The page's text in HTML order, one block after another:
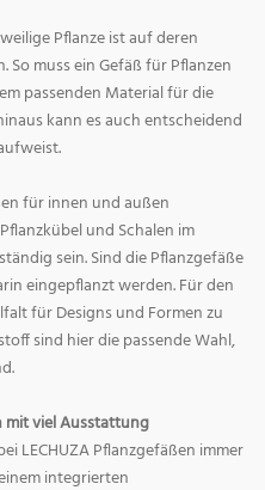
Pflanze ist auf deren
muss ein Gefäß für Pflanzen
passenden Material für die
kann es auch entscheidend
für innen und außen
und Schalen im
sein. Sind die Pflanzgefäße
eingepflanzt werden. Für den
für Designs und Formen zu
sind hier die passende Wahl,
mit viel Ausstattung
LECHUZA Pflanzgefäßen immer
integrierten